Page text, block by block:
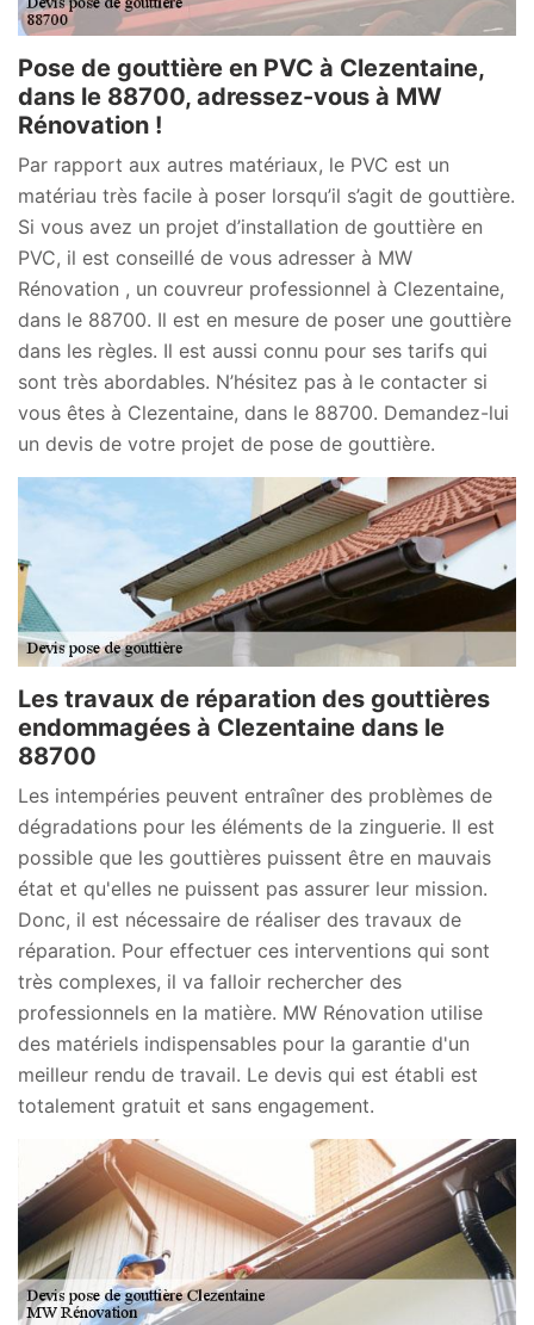
Pose de gouttière en PVC à Clezentaine,
dans le 88700, adressez-vous à MW
Rénovation !
Par rapport aux autres matériaux, le PVC est un
matériau très facile à poser lorsqu’il s’agit de gouttière.
Si vous avez un projet d’installation de gouttière en
PVC, il est conseillé de vous adresser à MW
Rénovation , un couvreur professionnel à Clezentaine,
dans le 88700. Il est en mesure de poser une gouttière
dans les règles. Il est aussi connu pour ses tarifs qui
sont très abordables. N’hésitez pas à le contacter si
vous êtes à Clezentaine, dans le 88700. Demandez-lui
un devis de votre projet de pose de gouttière.
Les travaux de réparation des gouttières
endommagées à Clezentaine dans le
88700
Les intempéries peuvent entraîner des problèmes de
dégradations pour les éléments de la zinguerie. Il est
possible que les gouttières puissent être en mauvais
état et qu'elles ne puissent pas assurer leur mission.
Donc, il est nécessaire de réaliser des travaux de
réparation. Pour effectuer ces interventions qui sont
très complexes, il va falloir rechercher des
professionnels en la matière. MW Rénovation utilise
des matériels indispensables pour la garantie d'un
meilleur rendu de travail. Le devis qui est établi est
totalement gratuit et sans engagement.